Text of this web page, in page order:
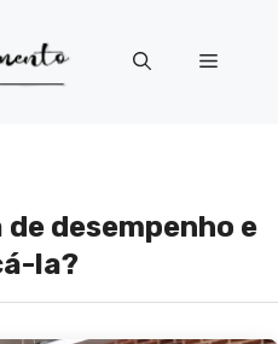
Menu
de desempenho e
la?